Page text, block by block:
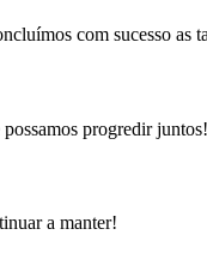
com sucesso as
possamos progredir juntos!
a manter!